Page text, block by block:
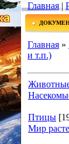
Главная|
Главная »
и т.п.)
Птицы
Мир